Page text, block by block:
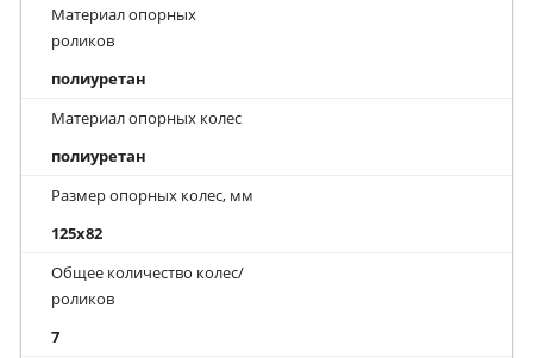
Материал опорных
роликов
полиуретан
Материал опорных колес
полиуретан
Размер опорных колес, мм
125x82
Общее количество колес/
роликов
7